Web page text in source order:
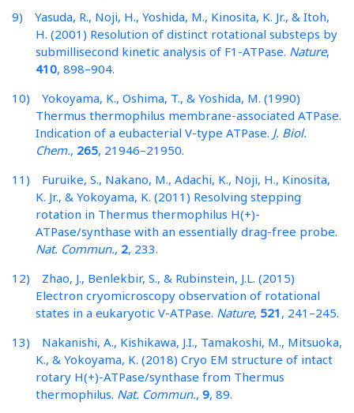
9) Yasuda, R., Noji, H., Yoshida, M., Kinosita, K. Jr., & Itoh,
H. (2001) Resolution of distinct rotational substeps by
submillisecond kinetic analysis of F1-ATPase. Nature,
410, 898–904.
10) Yokoyama, K., Oshima, T., & Yoshida, M. (1990)
Thermus thermophilus membrane-associated ATPase.
Indication of a eubacterial V-type ATPase. J. Biol.
Chem., 265, 21946–21950.
11) Furuike, S., Nakano, M., Adachi, K., Noji, H., Kinosita,
K. Jr., & Yokoyama, K. (2011) Resolving stepping
rotation in Thermus thermophilus H(+)-
ATPase/synthase with an essentially drag-free probe.
Nat. Commun., 2, 233.
12) Zhao, J., Benlekbir, S., & Rubinstein, J.L. (2015)
Electron cryomicroscopy observation of rotational
states in a eukaryotic V-ATPase. Nature, 521 , 241–245.
13) Nakanishi, A., Kishikawa, J.I., Tamakoshi, M., Mitsuoka,
K., & Yokoyama, K. (2018) Cryo EM structure of intact
rotary H(+)-ATPase/synthase from Thermus
thermophilus. Nat. Commun., 9, 89.